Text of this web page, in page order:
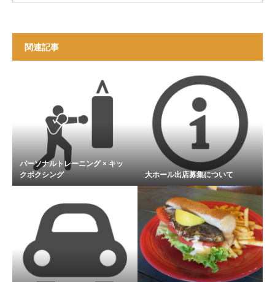
関連記事
パーソナルトレーニング × キッ
クボクシング
大ホール出店募集について